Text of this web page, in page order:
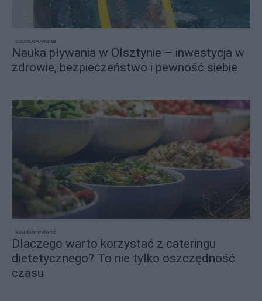
sponsorowane
Nauka pływania w Olsztynie – inwestycja w
zdrowie, bezpieczeństwo i pewność siebie
sponsorowane
Dlaczego warto korzystać z cateringu
dietetycznego? To nie tylko oszczędność
czasu